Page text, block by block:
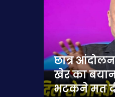
छात्र
खेर का
भटकने मत